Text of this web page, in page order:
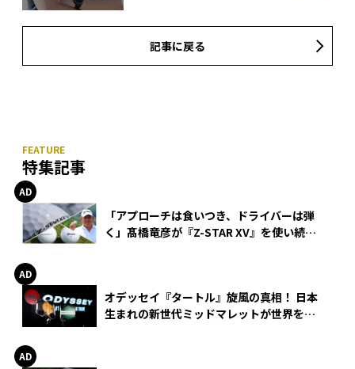
記事に戻る
特集記事
「アプローチは食いつき、ドライバーは弾
く」髙橋竜彦が『Z-STAR XV』を使い続け
オデッセイ『タートル』旋風の真相！ 日本
生まれの新世代ミッドマレットが世界を席